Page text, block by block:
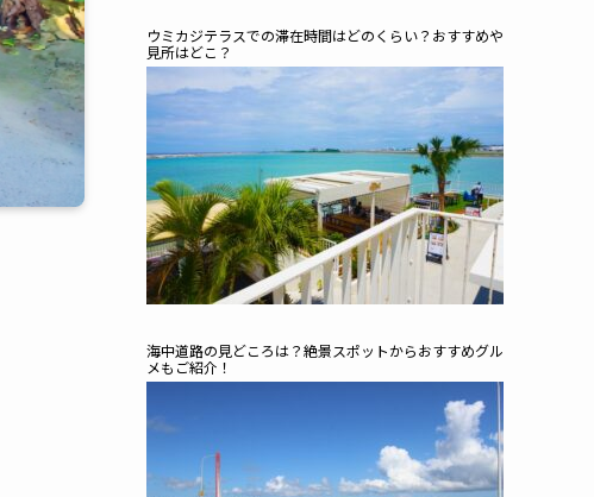
ウミカジテラスでの滞在時間はどのくらい？おすすめや
見所はどこ？
海中道路の見どころは？絶景スポットからおすすめグル
メもご紹介！